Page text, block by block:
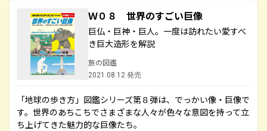
Ｗ０８ 世界のすごい巨像
巨仏・巨神・巨人。一度は訪れたい愛すべ
き巨大造形を解説
旅の図鑑
2021.08.12 発売
「地球の歩き方」図鑑シリーズ第８弾は、でっかい像・巨像で
す。世界のあちこちでさまざまな人々が色々な意図を持って立
ち上げてきた魅力的な巨像たち。